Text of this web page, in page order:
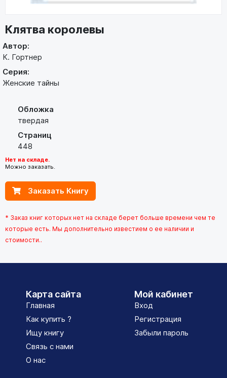
Клятва королевы
Автор:
К. Гортнер
Серия:
Женские тайны
Обложка
твердая
Страниц
448
Нет на складе.
Можно заказать.
Заказать Книгу
* Заказ книг которых нет на складе берет больше времени чем те
которые есть. Мы дополнительно известием о ее наличии и
стоимости..
Карта сайта
Главная
Как купить ?
Ищу книгу
Связь с нами
О нас
Мой кабинет
Вход
Регистрация
Забыли пароль